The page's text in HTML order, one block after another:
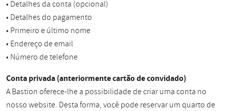
• Detalhes da conta (opcional)
• Detalhes do pagamento
• Primeiro e último nome
• Endereço de email
• Número de telefone
Conta privada (anteriormente cartão de convidado)
A Bastion oferece-lhe a possibilidade de criar uma conta no
nosso website. Desta forma, você pode reservar um quarto de